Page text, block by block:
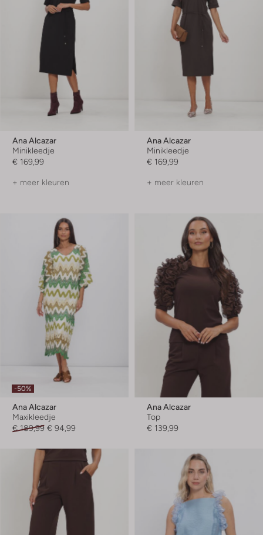
Ana Alcazar
Minikleedje
€ 169,99
+ meer kleuren
Ana Alcazar
Minikleedje
€ 169,99
+ meer kleuren
-50%
Ana Alcazar
Maxikleedje
€ 189,99 € 94,99
Ana Alcazar
Top
€ 139,99